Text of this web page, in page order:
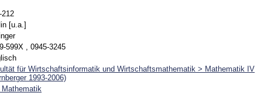
212
[u.a.]
599X , 0945-3245
für Wirtschaftsinformatik und Wirtschaftsmathematik > Mathematik IV
1993-2006)
Mathematik